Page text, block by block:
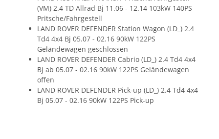
(VM) 2.4 TD Allrad Bj 11.06 - 12.14 103kW 140PS
Pritsche/Fahrgestell
LAND ROVER DEFENDER Station Wagon (LD_) 2.4
Td4 4x4 Bj 05.07 - 02.16 90kW 122PS
Geländewagen geschlossen
LAND ROVER DEFENDER Cabrio (LD_) 2.4 Td4 4x4
Bj ab 05.07 - 02.16 90kW 122PS Geländewagen
offen
LAND ROVER DEFENDER Pick-up (LD_) 2.4 Td4 4x4
Bj 05.07 - 02.16 90kW 122PS Pick-up